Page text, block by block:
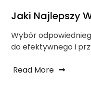
Jaki Najlepszy
Wybór
do efektywnego i
Read More